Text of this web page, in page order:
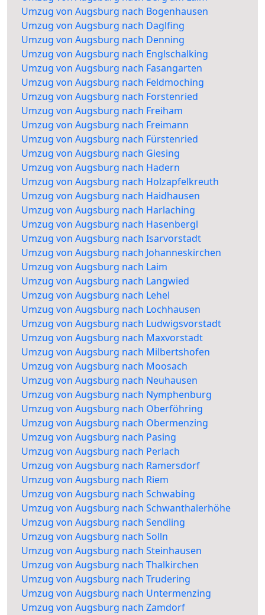
Umzug von Augsburg nach Bogenhausen
Umzug von Augsburg nach Daglfing
Umzug von Augsburg nach Denning
Umzug von Augsburg nach Englschalking
Umzug von Augsburg nach Fasangarten
Umzug von Augsburg nach Feldmoching
Umzug von Augsburg nach Forstenried
Umzug von Augsburg nach Freiham
Umzug von Augsburg nach Freimann
Umzug von Augsburg nach Fürstenried
Umzug von Augsburg nach Giesing
Umzug von Augsburg nach Hadern
Umzug von Augsburg nach Holzapfelkreuth
Umzug von Augsburg nach Haidhausen
Umzug von Augsburg nach Harlaching
Umzug von Augsburg nach Hasenbergl
Umzug von Augsburg nach Isarvorstadt
Umzug von Augsburg nach Johanneskirchen
Umzug von Augsburg nach Laim
Umzug von Augsburg nach Langwied
Umzug von Augsburg nach Lehel
Umzug von Augsburg nach Lochhausen
Umzug von Augsburg nach Ludwigsvorstadt
Umzug von Augsburg nach Maxvorstadt
Umzug von Augsburg nach Milbertshofen
Umzug von Augsburg nach Moosach
Umzug von Augsburg nach Neuhausen
Umzug von Augsburg nach Nymphenburg
Umzug von Augsburg nach Oberföhring
Umzug von Augsburg nach Obermenzing
Umzug von Augsburg nach Pasing
Umzug von Augsburg nach Perlach
Umzug von Augsburg nach Ramersdorf
Umzug von Augsburg nach Riem
Umzug von Augsburg nach Schwabing
Umzug von Augsburg nach Schwanthalerhöhe
Umzug von Augsburg nach Sendling
Umzug von Augsburg nach Solln
Umzug von Augsburg nach Steinhausen
Umzug von Augsburg nach Thalkirchen
Umzug von Augsburg nach Trudering
Umzug von Augsburg nach Untermenzing
Umzug von Augsburg nach Zamdorf